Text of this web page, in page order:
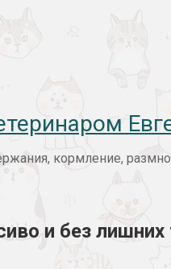
кормление,
и без лишних